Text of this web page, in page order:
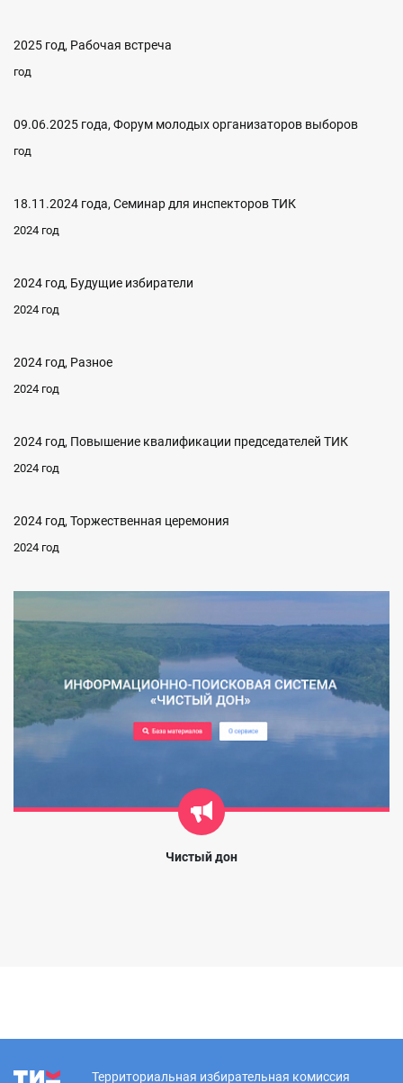
2025 год, Рабочая встреча
год
09.06.2025 года, Форум молодых организаторов выборов
год
18.11.2024 года, Семинар для инспекторов ТИК
2024 год
2024 год, Будущие избиратели
2024 год
2024 год, Разное
2024 год
2024 год, Повышение квалификации председателей ТИК
2024 год
2024 год, Торжественная церемония
2024 год
Чистый дон
Территориальная избирательная комиссия